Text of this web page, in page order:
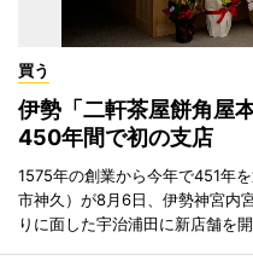
買う
伊勢「二軒茶屋餅角屋
450年間で初の支店
1575年の創業から今年で451年
市神久）が8月6日、伊勢神宮内
りに面した宇治浦田に新店舗を開